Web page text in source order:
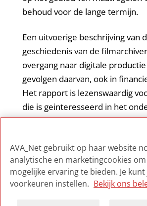
behoud voor de lange termijn.
Een uitvoerige beschrijving van
geschiedenis van de
overgang naar digitale
gevolgen daarvan, ook in
Het rapport is lezenswaardig
die is geinteresseerd in het
niet alleen voor diegenen die
Staten.
AVA_Net gebruikt op haar website
analytische en marketingcookies
mogelijke ervaring te bieden. Je kunt
voorkeuren instellen. Bekijk ons